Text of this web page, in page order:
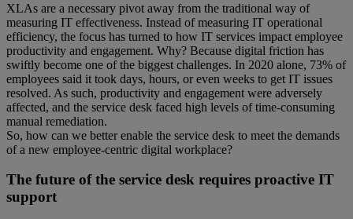
XLAs are a necessary pivot away from the traditional way of
measuring IT effectiveness. Instead of measuring IT operational
efficiency, the focus has turned to how IT services impact employee
productivity and engagement. Why? Because digital friction has
swiftly become one of the biggest challenges. In 2020 alone, 73% of
employees said it took days, hours, or even weeks to get IT issues
resolved. As such, productivity and engagement were adversely
affected, and the service desk faced high levels of time-consuming
manual remediation.
So, how can we better enable the service desk to meet the demands
of a new employee-centric digital workplace?
The future of the service desk requires proactive IT
support